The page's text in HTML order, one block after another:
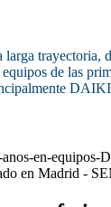
larga trayectoria,
de las